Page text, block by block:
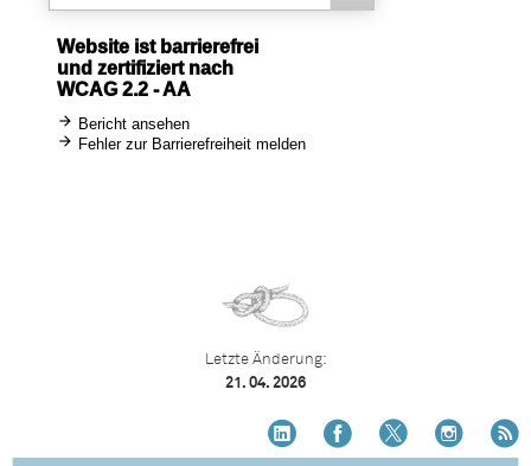
Letzte Änderung:
21. 04. 2026